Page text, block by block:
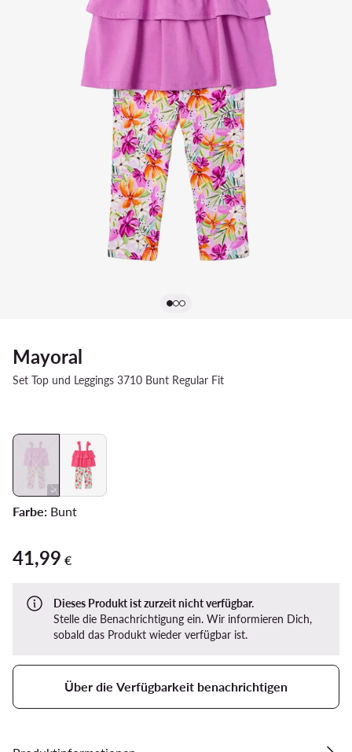
Mayoral
Set Top und Leggings 3710 Bunt Regular Fit
Farbe: Bunt
41,99 €
41,99 €
Dieses Produkt ist zurzeit nicht verfügbar.
Stelle die Benachrichtigung ein. Wir informieren Dich,
sobald das Produkt wieder verfügbar ist.
Über die Verfügbarkeit benachrichtigen